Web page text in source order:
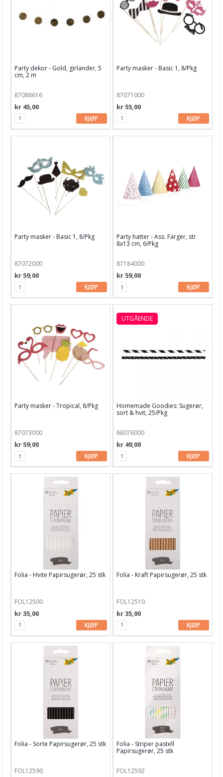
Party dekor - Gold, girlander, 5
cm, 2 m
87086616
kr 45,00
KJØP
Party masker - Basic 1, 8/Pkg
87071000
kr 55,00
KJØP
Party masker - Basic 1, 8/Pkg
87072000
kr 59,00
KJØP
Party hatter - Ass. Farger, str
8x13 cm, 6/Pkg
87184000
kr 59,00
KJØP
Party masker - Tropical, 8/Pkg
87073000
kr 59,00
KJØP
UTGÅENDE
Homemade Goodies: Sugerør,
sort & hvit, 25/Pkg
68076000
kr 49,00
KJØP
Folia - Hvite Papirsugerør, 25 stk
FOL12500
kr 35,00
KJØP
Folia - Kraft Papirsugerør, 25 stk
FOL12510
kr 35,00
KJØP
Folia - Sorte Papirsugerør, 25 stk
FOL12590
Folia - Striper pastell
Papirsugerør, 25 stk
FOL12592